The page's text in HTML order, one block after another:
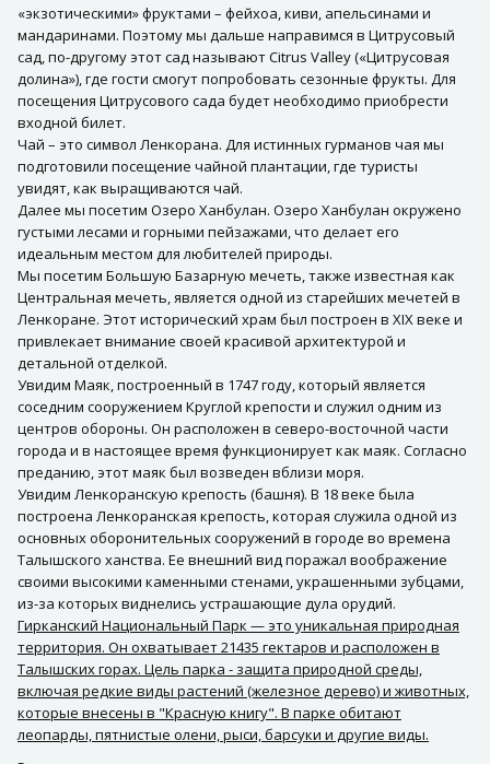
«экзотическими» фруктами – фейхоа, киви, апельсинами и
мандаринами. Поэтому мы дальше направимся в Цитрусовый
сад, по-другому этот сад называют Citrus Valley («Цитрусовая
долина»), где гости смогут попробовать сезонные фрукты. Для
посещения Цитрусового сада будет необходимо приобрести
входной билет.
Чай – это символ Ленкорана. Для истинных гурманов чая мы
подготовили посещение чайной плантации, где туристы
увидят, как выращиваются чай.
Далее мы посетим Озеро Ханбулан. Озеро Ханбулан окружено
густыми лесами и горными пейзажами, что делает его
идеальным местом для любителей природы.
Мы посетим Большую Базарную мечеть, также известная как
Центральная мечеть, является одной из старейших мечетей в
Ленкоране. Этот исторический храм был построен в XIX веке и
привлекает внимание своей красивой архитектурой и
детальной отделкой.
Увидим Маяк, построенный в 1747 году, который является
соседним сооружением Круглой крепости и служил одним из
центров обороны. Он расположен в северо-восточной части
города и в настоящее время функционирует как маяк. Согласно
преданию, этот маяк был возведен вблизи моря.
Увидим Ленкоранскую крепость (башня). В 18 веке была
построена Ленкоранская крепость, которая служила одной из
основных оборонительных сооружений в городе во времена
Талышского ханства. Ее внешний вид поражал воображение
своими высокими каменными стенами, украшенными зубцами,
из-за которых виднелись устрашающие дула орудий.
Гирканский Национальный Парк — это уникальная природная
территория. Он охватывает 21435 гектаров и расположен в
Талышских горах. Цель парка - защита природной среды,
включая редкие виды растений (железное дерево) и животных,
которые внесены в "Красную книгу". В парке обитают
леопарды, пятнистые олени, рыси, барсуки и другие виды.